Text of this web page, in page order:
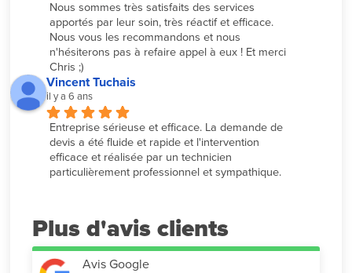
Nous sommes très satisfaits des services
apportés par leur soin, très réactif et efficace.
Nous vous les recommandons et nous
n'hésiterons pas à refaire appel à eux ! Et merci
Chris ;)
Vincent Tuchais
il y a 6 ans
Entreprise sérieuse et efficace. La demande de
devis a été fluide et rapide et l'intervention
efficace et réalisée par un technicien
particulièrement professionnel et sympathique.
Plus d'avis
Avis Google